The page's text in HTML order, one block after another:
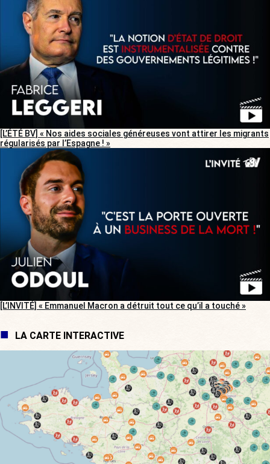
[L’ÉTÉ BV] « Nos aides sociales généreuses vont attirer les migrants
régularisés par l’Espagne ! »
[L’INVITÉ] « Emmanuel Macron a détruit tout ce qu’il a touché »
LA CARTE INTERACTIVE